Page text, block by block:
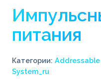
питания
Категории:
System_ru